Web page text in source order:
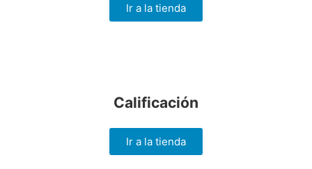
Ir a la tienda
Calificación
Ir a la tienda